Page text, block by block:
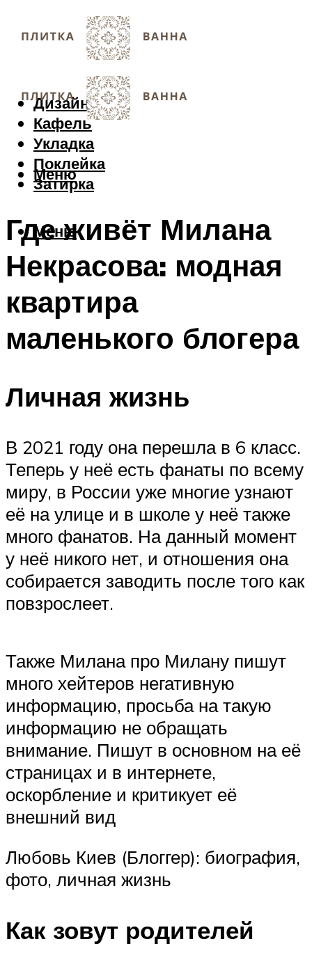
Дизайн
Кафель
Укладка
Поклейка
Затирка
Меню
Меню
Где живёт Милана
Некрасова: модная
квартира
маленького блогера
Личная жизнь
В 2021 году она перешла в 6 класс.
Теперь у неё есть фанаты по всему
миру, в России уже многие узнают
её на улице и в школе у неё также
много фанатов. На данный момент
у неё никого нет, и отношения она
собирается заводить после того как
повзрослеет.
Также Милана про Милану пишут
много хейтеров негативную
информацию, просьба на такую
информацию не обращать
внимание. Пишут в основном на её
страницах и в интернете,
оскорбление и критикует её
внешний вид
Любовь Киев (Блоггер): биография,
фото, личная жизнь
Как зовут родителей